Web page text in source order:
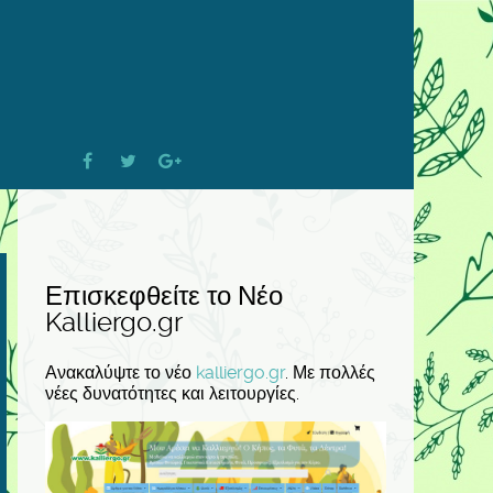
Επισκεφθείτε το Νέο
Kalliergo.gr
Ανακαλύψτε το νέο kalliergo.gr. Με πολλές
νέες δυνατότητες και λειτουργίες.